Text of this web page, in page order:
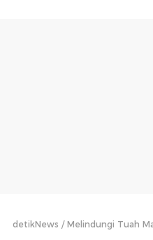
detikNews Melindungi Tuah